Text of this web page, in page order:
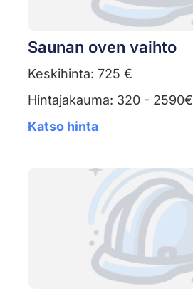
Saunan oven vaihto
Keskihinta: 725 €
Hintajakauma: 320 - 2590€
Katso hinta